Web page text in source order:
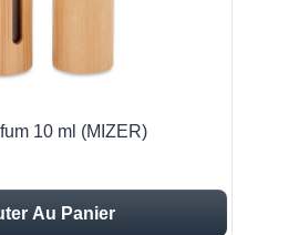
10 ml (MIZER)
Au Panier